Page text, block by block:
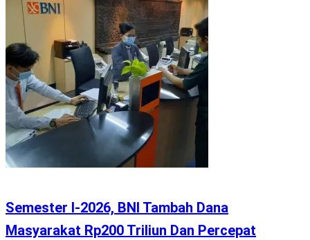
Semester I-2026, BNI Tambah Dana
Masyarakat Rp200 Triliun Dan Percepat